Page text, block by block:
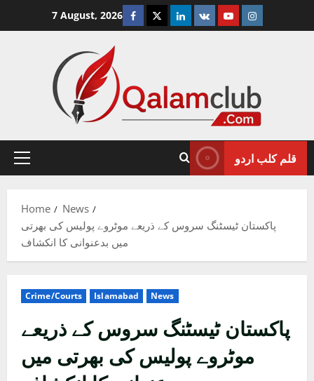
7 August, 2026 Facebook
TwitterLinkedin
VK YoutubeInstagram
Primary
قلم کلب اردو
Home
News
پاکستان ٹیسٹنگ سروس کے ذریعے موٹروے پولیس کی بھرتی
میں بدعنوانی کا انکشاف
Crime/Courts Islamabad News
پاکستان ٹیسٹنگ سروس کے ذریعے
موٹروے پولیس کی بھرتی میں